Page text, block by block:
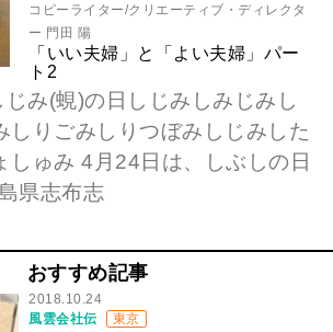
コピーライター/クリエーティブ・ディレクタ
ー 門田 陽
「いい夫婦」と「よい夫婦」パー
ト2
み(蜆)の日しじみしみじみし
しりごみしりつぼみしじみした
しゅみ 4月24日は、しぶしの日
県志布志
おすすめ記事
2018.10.24
風雲会社伝
東京